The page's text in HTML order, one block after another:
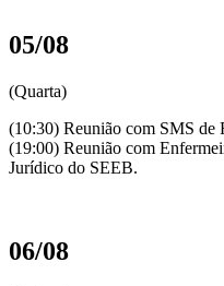
05/08
(Quarta)
(10:30) Reunião com SMS de
(19:00) Reunião com
Jurídico do SEEB.
06/08